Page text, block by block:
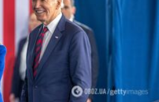
на это должного внимания
13-летняя
Сумскую